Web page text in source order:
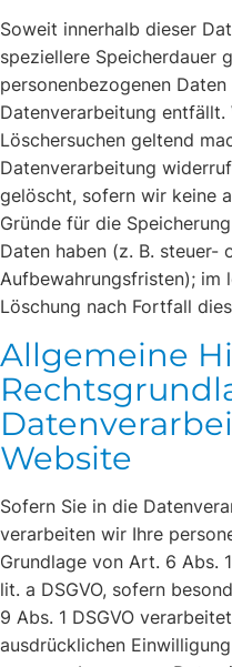
Soweit innerhalb dieser
speziellere Speicherdauer
personenbezogenen
Datenverarbeitung entfällt.
Löschersuchen geltend
Datenverarbeitung
gelöscht, sofern wir keine
Gründe für die
Daten haben (z. B. steuer-
Aufbewahrungsfristen);
Löschung nach Fortfall
Allgemeine
Website
Sofern Sie in die
verarbeiten wir Ihre
Grundlage von Art. 6 Abs.
lit. a DSGVO, sofern
9 Abs. 1 DSGVO
ausdrücklichen